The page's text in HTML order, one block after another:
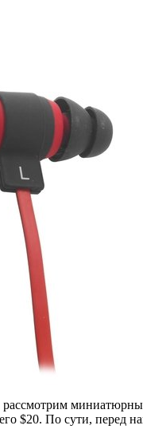
$20. По сути, перед